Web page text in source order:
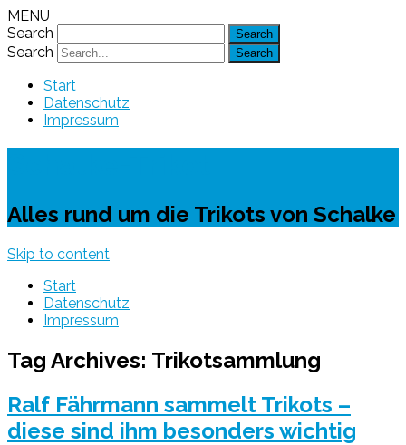
MENU
Search
Search
Start
Datenschutz
Impressum
Alles rund um die Trikots von Schalke
Skip to content
Start
Datenschutz
Impressum
Tag Archives: Trikotsammlung
Ralf Fährmann sammelt Trikots –
diese sind ihm besonders wichtig